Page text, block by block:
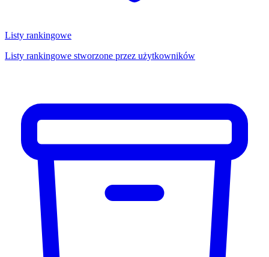
Listy rankingowe
Listy rankingowe stworzone przez użytkowników